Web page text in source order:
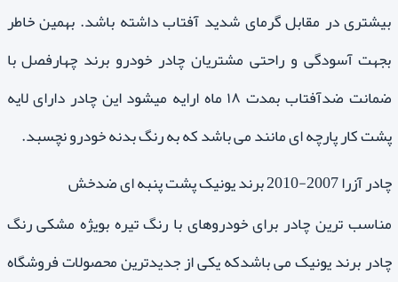
بیشتری در مقابل گرمای شدید آفتاب داشته باشد. بهمین خاطر
بجهت آسودگی و راحتی مشتریان چادر خودرو برند چهارفصل با
ضمانت ضدآفتاب بمدت ۱۸ ماه ارایه میشود این چادر دارای لایه
پشت کار پارچه ای مانند می باشد که به رنگ بدنه خودرو نچسبد.
چادر آزرا 2007-2010 برند یونیک پشت پنبه ای ضدخش
مناسب ترین چادر برای خودروهای با رنگ تیره بویژه مشکی رنگ
چادر برند یونیک می باشدکه یکی از جدیدترین محصولات فروشگاه